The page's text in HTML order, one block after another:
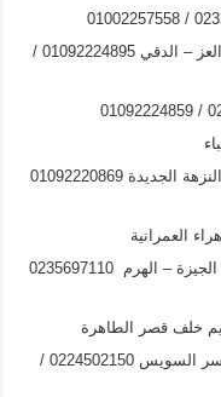
۷۷ شارع الأنصار من شارع محي الدين أبو العز – الدقي 01092224895 /
۷ محور طه حسين – ابراج ريتش هاوس – النزهة الجديدة 01092220869
العمرانية
91 شارع ترعة الزمر من شارع العمرانية – الجيزة – الهرم 0235697110
۱۳ شارع سنان باشا – متفرع من شارع جسر السويس 0224502150 /